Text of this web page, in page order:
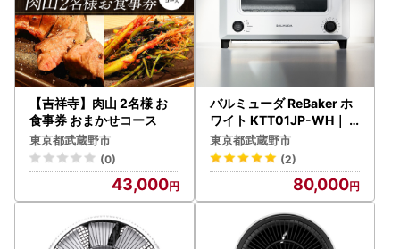
【吉祥寺】肉山 2名様 お
食事券 おまかせコース
東京都武蔵野市
(0)
43,000
バルミューダ ReBaker ホ
ワイト KTT01JP-WH｜ B
ALMUDA 選べるカラー ト
ースター リベイク フライ
ド オーブン おしゃれ 家電
東京都武蔵野市
(2)
80,000